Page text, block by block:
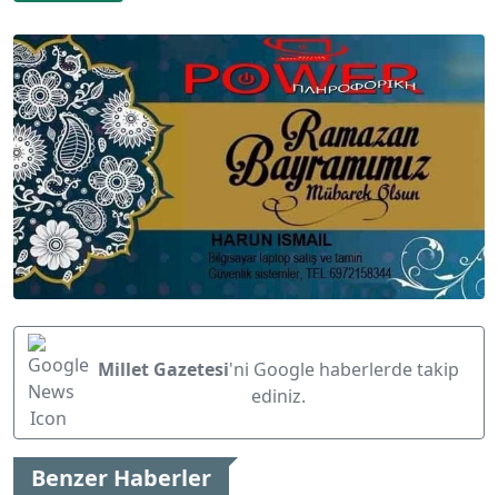
Millet Gazetesi'ni Google haberlerde takip
ediniz.
Benzer Haberler